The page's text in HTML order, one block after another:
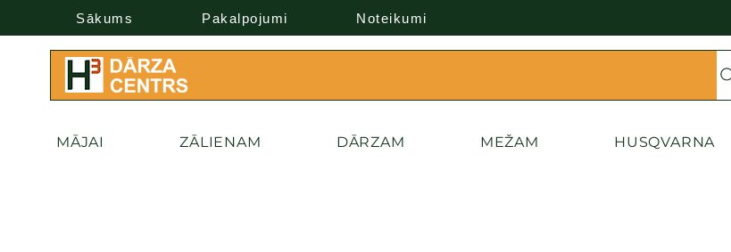
Sākums Pakalpojumi Noteikumi
MĀJAI ZĀLIENAM DĀRZAM MEŽAM HUSQVARNA